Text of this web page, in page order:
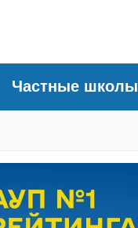
Частные школы